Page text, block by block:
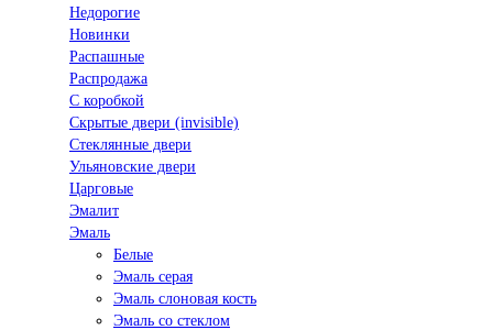
Недорогие
Новинки
Распашные
Распродажа
С коробкой
Скрытые двери (invisible)
Стеклянные двери
Ульяновские двери
Царговые
Эмалит
Эмаль
Белые
Эмаль серая
Эмаль слоновая кость
Эмаль со стеклом